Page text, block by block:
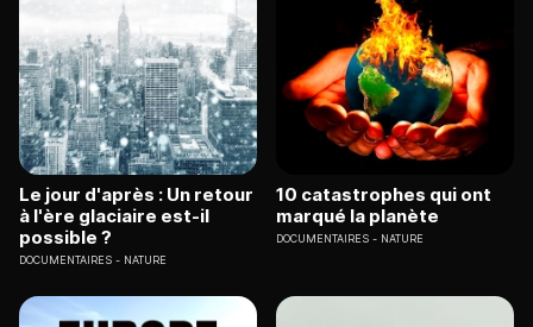
Le jour d'après : Un retour
à l'ère glaciaire est-il
possible ?
DOCUMENTAIRES NATURE
10 catastrophes qui ont
marqué la planète
DOCUMENTAIRES NATURE